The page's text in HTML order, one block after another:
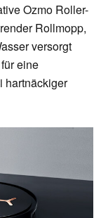
Ozmo Roller-
Rollmopp,
versorgt
eine
hartnäckiger